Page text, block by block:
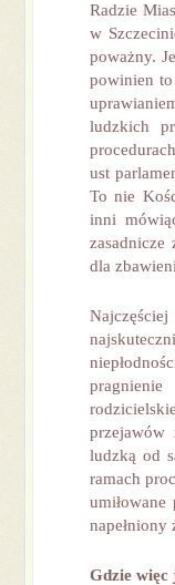
Radzie
w
poważny.
powinien
ludzkich
ust
To nie
inni
dla
przejawów
ludzką od
ramach
Gdzie więc